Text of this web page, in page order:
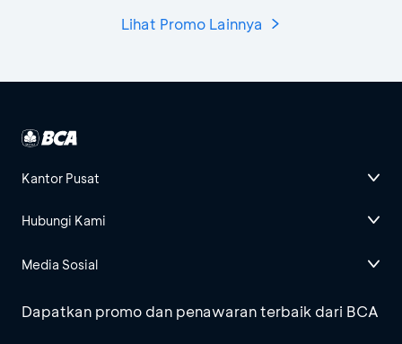
Lihat Promo Lainnya
Kantor Pusat
Hubungi Kami
Media Sosial
Dapatkan promo dan penawaran terbaik dari BCA